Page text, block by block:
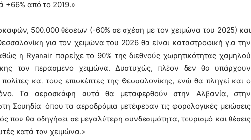
+66% από το 2019.»
500.000 θέσεων (-60% σε σχέση με τον χειμώνα του 2025) και
για τον χειμώνα του 2026 θα είναι καταστροφική για την
η Ryanair παρείχε το 90% της διεθνούς χωρητικότητας χαμηλού
τον περασμένο χειμώνα. Δυστυχώς, πλέον δεν θα υπάρχουν
και τους επισκέπτες της Θεσσαλονίκης, ενώ θα πληγεί και ο
Τα αεροσκάφη αυτά θα μεταφερθούν στην Αλβανία, στην
Σουηδία, όπου τα αεροδρόμια μετέφεραν τις φορολογικές μειώσεις
που θα οδηγήσει σε μεγαλύτερη συνδεσιμότητα, τουρισμό και θέσεις
κατά τον χειμώνα.»